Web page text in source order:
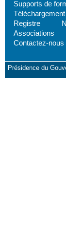
Supports de
Téléchargement
Registre
Associations
Contactez-nous
Présidence du